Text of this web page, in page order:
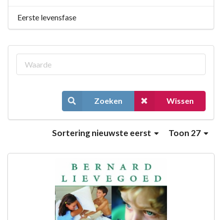
Eerste levensfase
Zoeken Wissen
Toon 27
Sorteringnieuwste eerst